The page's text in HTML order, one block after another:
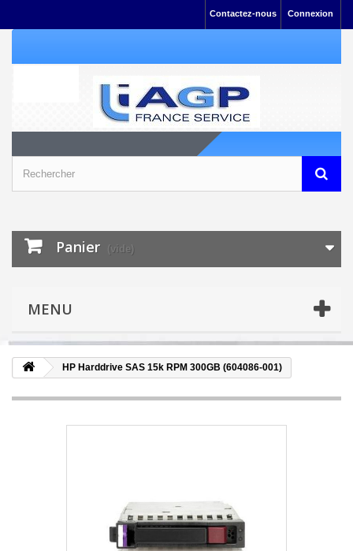
Connexion
Contactez-nous
Panier (vide)
MENU
HP Harddrive SAS 15k RPM 300GB (604086-001)